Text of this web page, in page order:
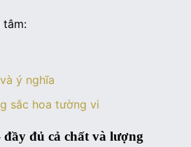
tâm:
ý nghĩa
sắc hoa tường vi
đủ cả chất và lượng